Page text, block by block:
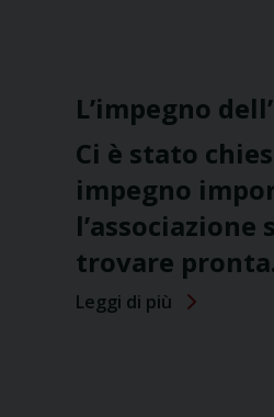
L’impegno
Ci è stato
impegno
l’associazione
trovare pronta.
Leggi di più